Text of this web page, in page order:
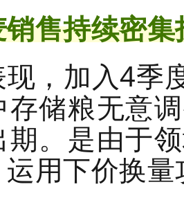
售持续密集
，加入4季
存储粮无意
期。是由于
用下价换